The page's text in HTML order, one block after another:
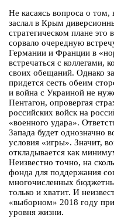
Не касаясь вопроса о том,
заслал в Крым
стратегическом плане
сорвало очередную
Германии и Франции в
встречаться с коллегами,
своих обещаний. Однако
придется сесть обеим
и война с Украиной не
Пентагон, опровергая
российских войск на
«военного удара».
Запада будет однозначно
условия «игры». Значит,
откладывается как
Неизвестно точно, на
фонда для поддержания
многочисленных
только и хватит. И
«выборном» 2018 году
уровня жизни.